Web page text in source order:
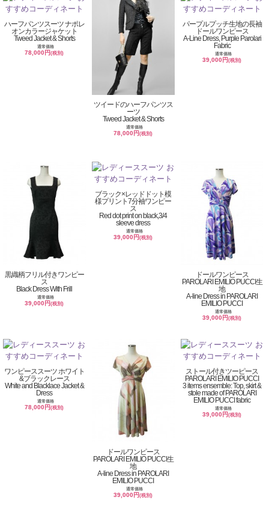
ハーフパンツスーツ ナポレ
オンカラージャケット
Tweed Jacket & Shorts
通常価格
78,000円(税別)
ツイードのハーフパンツス
ーツ
Tweed Jacket & Shorts
通常価格
78,000円(税別)
パープルプッチ生地の長袖
ドールワンピース
A-Line Dress, Purple Parolari
Fabric
通常価格
39,000円(税別)
黒織柄フリル付きワンピー
ス
Black Dress With Frill
通常価格
39,000円(税別)
ブラック×レッドドット模
様プリント7分袖ワンピー
ス
Red dot print on black,3/4
sleeve dress
通常価格
39,000円(税別)
ドールワンピース
PAROLARI EMILIO PUCCI生
地
A-line Dress in PAROLARI
EMILIO PUCCI
通常価格
39,000円(税別)
ワンピーススーツ ホワイト
&ブラックレース
White and Blacklace Jacket &
Dress
通常価格
78,000円(税別)
ドールワンピース
PAROLARI EMILIO PUCCI生
地
A-line Dress in PAROLARI
EMILIO PUCCI
通常価格
39,000円(税別)
ストール付きツーピース
PAROLARI EMILIO PUCCI
3 items ensemble: Top, skirt &
stole made of PAROLARI
EMILIO PUCCI fabric
通常価格
39,000円(税別)